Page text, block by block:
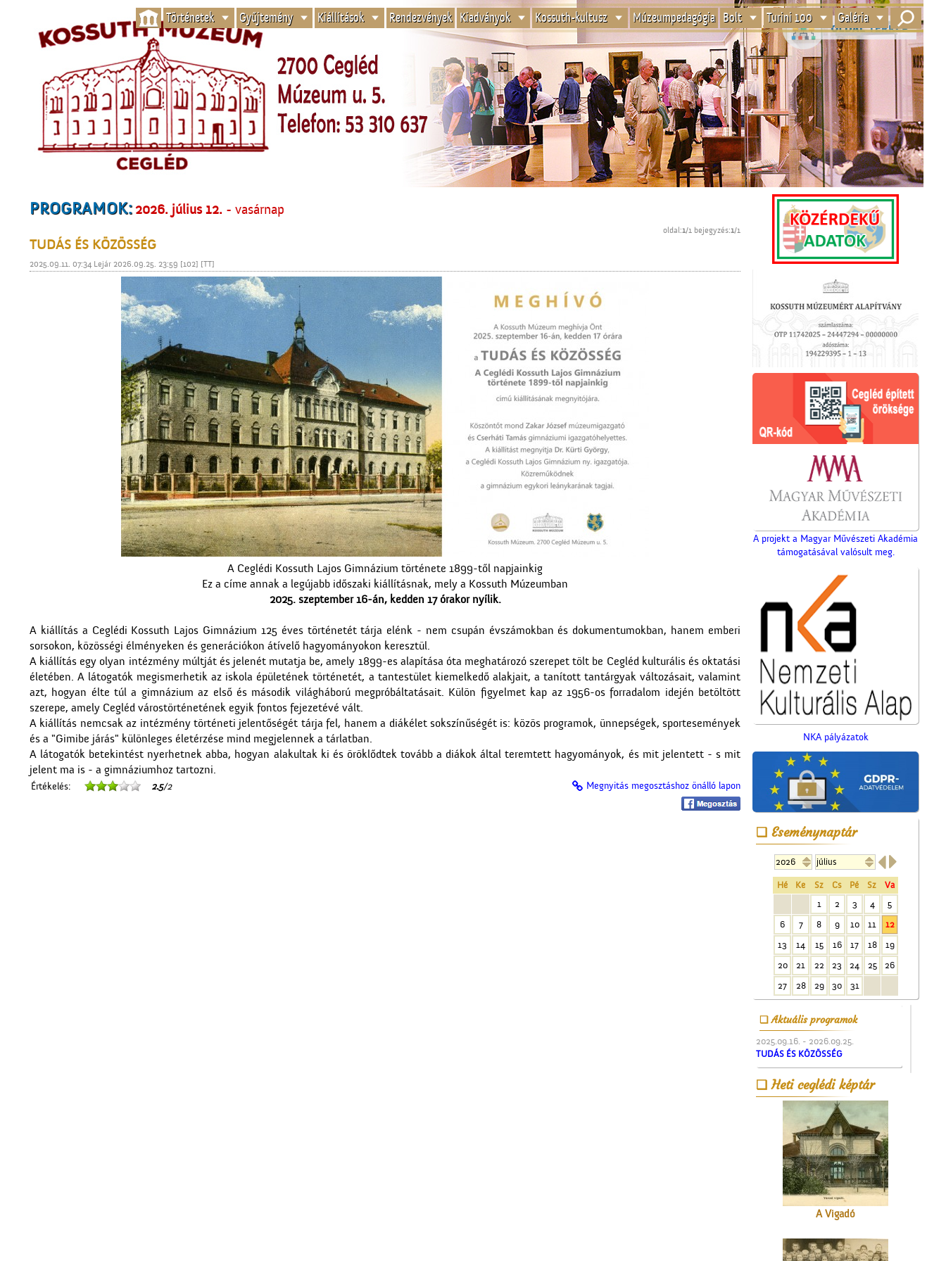
Történetek Gyűjtemény Kiállítások Rendezvények Kiadványok Kossuth-kultusz Múzeumpedagógia Bolt Turini 100 Galéria
PROGRAMOK:2026. július 12. - vasárnap
oldal:1/1 bejegyzés:1/1
TUDÁS ÉS KÖZÖSSÉG
2025.09.11. 07:34 Lejár 2026.09.25. 23:59 [102] [TT]
A Ceglédi Kossuth Lajos Gimnázium története 1899-től napjainkig
Ez a címe annak a legújabb időszaki kiállításnak, mely a Kossuth Múzeumban
2025. szeptember 16-án, kedden 17 órakor nyílik.
A kiállítás a Ceglédi Kossuth Lajos Gimnázium 125 éves történetét tárja elénk - nem csupán évszámokban és dokumentumokban, hanem emberi
sorsokon, közösségi élményeken és generációkon átívelő hagyományokon keresztül.
A kiállítás egy olyan intézmény múltját és jelenét mutatja be, amely 1899-es alapítása óta meghatározó szerepet tölt be Cegléd kulturális és oktatási
életében. A látogatók megismerhetik az iskola épületének történetét, a tantestület kiemelkedő alakjait, a tanított tantárgyak változásait, valamint
azt, hogyan élte túl a gimnázium az első és második világháború megpróbáltatásait. Külön figyelmet kap az 1956-os forradalom idején betöltött
szerepe, amely Cegléd várostörténetének egyik fontos fejezetévé vált.
A kiállítás nemcsak az intézmény történeti jelentőségét tárja fel, hanem a diákélet sokszínűségét is: közös programok, ünnepségek, sportesemények
és a "Gimibe járás" különleges életérzése mind megjelennek a tárlatban.
A látogatók betekintést nyerhetnek abba, hogyan alakultak ki és öröklődtek tovább a diákok által teremtett hagyományok, és mit jelentett - s mit
jelent ma is - a gimnáziumhoz tartozni.
Értékelés: 2.5/2 Megnyitás megosztáshoz önálló lapon
A projekt a Magyar Művészeti Akadémia
támogatásával valósult meg.
NKA pályázatok
Eseménynaptár

Hé Ke Sz Cs Pé Sz
Va
1
2 3 4
5
6
7 8 9 10 11
12
13
14 15 16 17 18
19
20
21 22 23 24 25
26
27
28 29 30 31
Aktuális programok
2025.09.16. - 2026.09.25.
TUDÁS ÉS KÖZÖSSÉG
Heti ceglédi képtár
A Czeglédi Népbank Rt.
épülete
A ceglédi katolikus
templom tornya
A Ceglédi Dózsa György
Népi Kollégium diákjai
énekelnek
A Vigadó